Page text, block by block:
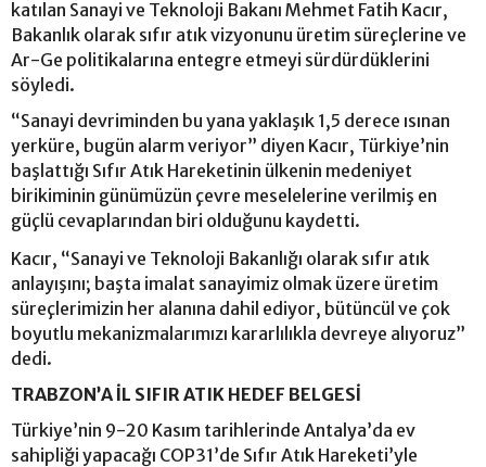
katılan Sanayi ve Teknoloji Bakanı Mehmet Fatih Kacır,
Bakanlık olarak sıfır atık vizyonunu üretim süreçlerine ve
Ar-Ge politikalarına entegre etmeyi sürdürdüklerini
söyledi.
“Sanayi devriminden bu yana yaklaşık 1,5 derece ısınan
yerküre, bugün alarm veriyor” diyen Kacır, Türkiye’nin
başlattığı Sıfır Atık Hareketinin ülkenin medeniyet
birikiminin günümüzün çevre meselelerine verilmiş en
güçlü cevaplarından biri olduğunu kaydetti.
Kacır, “Sanayi ve Teknoloji Bakanlığı olarak sıfır atık
anlayışını; başta imalat sanayimiz olmak üzere üretim
süreçlerimizin her alanına dahil ediyor, bütüncül ve çok
boyutlu mekanizmalarımızı kararlılıkla devreye alıyoruz”
dedi.
TRABZON’A İL SIFIR ATIK HEDEF BELGESİ
Türkiye’nin 9-20 Kasım tarihlerinde Antalya’da ev
sahipliği yapacağı COP31’de Sıfır Atık Hareketi’yle